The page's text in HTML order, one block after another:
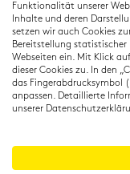
T: +49 (0) 89
Funktionalität unserer
Inhalte und deren
setzen wir auch Cookies
Bereitstellung
Webseiten ein. Mit Klick
dieser Cookies zu. In den
das Fingerabdrucksymbol
anpassen. Detaillierte
unserer